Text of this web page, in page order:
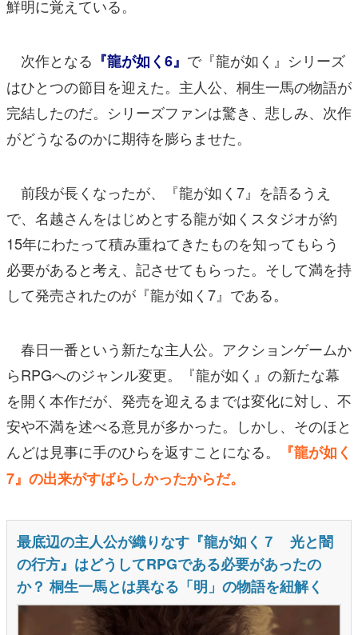
鮮明に覚えている。
次作となる 『龍が如く6』 で『龍が如く』シリーズ
はひとつの節目を迎えた。主人公、桐生一馬の物語が
完結したのだ。シリーズファンは驚き、悲しみ、次作
がどうなるのかに期待を膨らませた。
前段が長くなったが、『龍が如く7』を語るうえ
で、名越さんをはじめとする龍が如くスタジオが約
15年にわたって積み重ねてきたものを知ってもらう
必要があると考え、記させてもらった。そして満を持
して発売されたのが『龍が如く7』である。
春日一番という新たな主人公。アクションゲームか
らRPGへのジャンル変更。『龍が如く』の新たな幕
を開く本作だが、発売を迎えるまでは変化に対し、不
安や不満を述べる意見が多かった。しかし、そのほと
んどは見事に手のひらを返すことになる。
『龍が如く
7』の出来がすばらしかったからだ。